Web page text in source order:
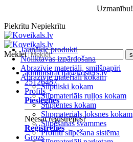
Uzmanību!
Piekrītu Nepiekrītu
Jaunākie produkti
Noliktavas izpārdošana
Abrazīvie materiāli, smilšpapīri
Abrazīvie materiāli kokam
Slīpdiski kokam
Slīpmateriāls ruļļos kokam
Slīplentes kokam
Slīpmateriāls loksnēs kokam
Slīpēšanas švammes
Profilu slīpēšana sistēma
Meklēt
administracija@kosters.lv
25126487
Profils
Pieslēgties
Neesat reģistrējies?
Reģistrēties
Grozs